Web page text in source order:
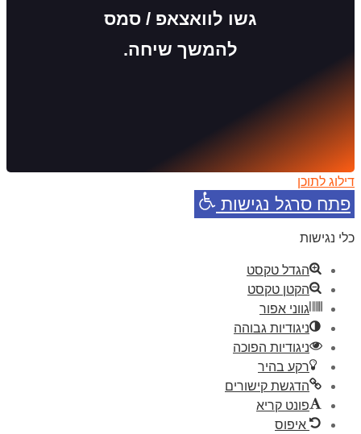
גשו לוואצאפ / סמס
להמשך שיחה.
דילוג לתוכן
פתח סרגל נגישות
כלי נגישות
הגדל טקסט
הקטן טקסט
גווני אפור
ניגודיות גבוהה
ניגודיות הפוכה
רקע בהיר
הדגשת קישורים
פונט קריא
איפוס